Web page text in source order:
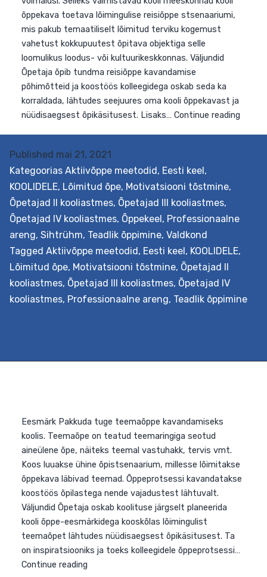
võimalusi. Selleks valmistavad kooli meeskonnad kooli
õppekava toetava lõimingulise reisiõppe stsenaariumi,
mis pakub temaatiliselt lõimitud terviku kogemust
vahetust kokkupuutest õpitava objektiga selle
loomulikus loodus- või kultuurikeskkonnas. Väljundid
Õpetaja õpib tundma reisiõppe kavandamise
põhimõtteid ja koostöös kolleegidega oskab seda ka
korraldada, lähtudes seejuures oma kooli õppekavast ja
nüüdisaegsest õpikäsitusest. Lisaks…Continue reading
Published mai 21, 2021
Kategoorias Aktiivõppe meetodid, Eesti keel,
KOOLIDELE, Lõimitud õpe, Motivatsiooni tõstmine,
Õpetajad II kooliastmes, Õpetajad III kooliastmes,
Õpetajad IV kooliastmes, Õppekeel, Professionaalne
areng, Sihtrühm, Teadlik õppimine, Valdkond
Tagged Aktiivõppe meetodid, Eesti keel, KOOLIDELE,
Lõimitud õpe, Motivatsiooni tõstmine, Õpetajad II
kooliastmes, Õpetajad III kooliastmes, Õpetajad IV
kooliastmes, Professionaalne areng, Teadlik õppimine